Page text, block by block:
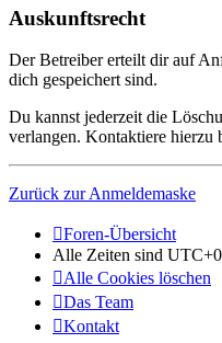
Auskunftsrecht
Der Betreiber erteilt dir auf
dich gespeichert sind.
Du kannst jederzeit die
verlangen. Kontaktiere hierzu
Zurück zur Anmeldemaske
Foren-Übersicht
Alle Zeiten sind
Alle Cookies löschen
Das Team
Kontakt